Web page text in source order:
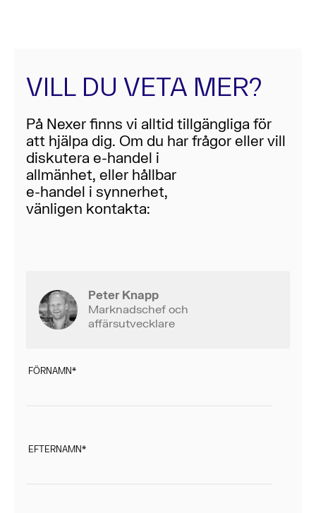
VILL DU VETA MER?
På Nexer finns vi alltid tillgängliga för
att hjälpa dig. Om du har frågor eller vill
diskutera e-handel i
allmänhet, eller hållbar
e-handel i synnerhet,
vänligen kontakta:
Peter Knapp
Marknadschef och
affärsutvecklare
FÖRNAMN*
EFTERNAMN*